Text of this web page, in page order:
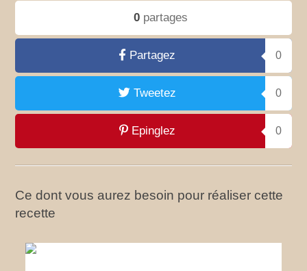
0partages
Partagez 0
Tweetez 0
Epinglez 0
Ce dont vous aurez besoin pour réaliser cette
recette